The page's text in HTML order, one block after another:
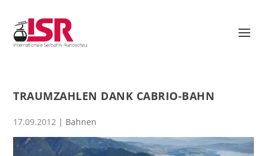
TRAUMZAHLEN DANK CABRIO-BAHN
17.09.2012 | Bahnen